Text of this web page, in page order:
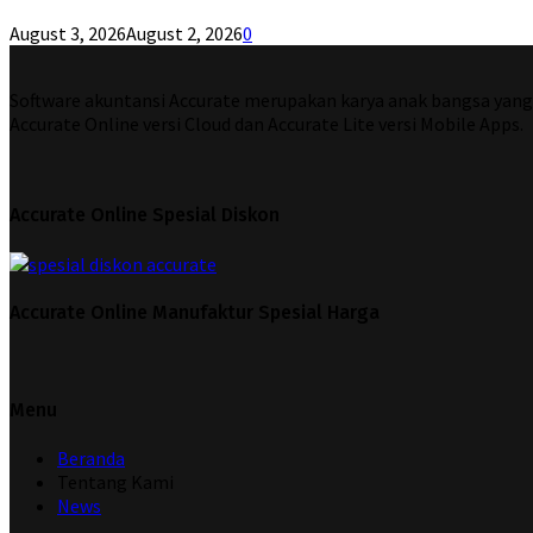
August 3, 2026August 2, 20260
Beranda
News